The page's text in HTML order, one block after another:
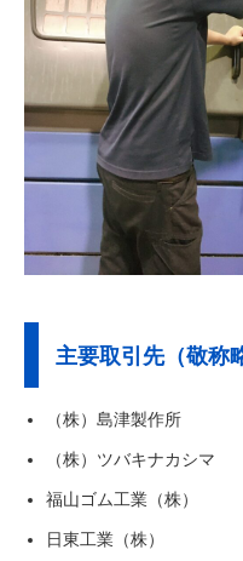
主要取引先（敬称
（株）島津製作所
（株）ツバキナカシマ
福山ゴム工業（株）
日東工業（株）